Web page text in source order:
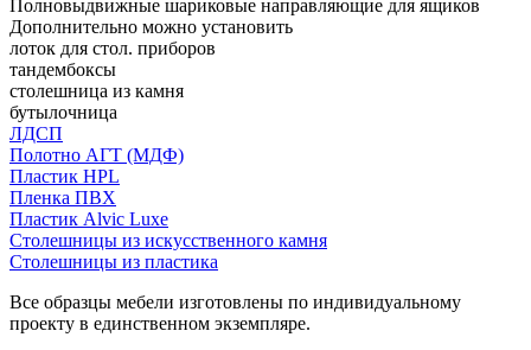
Полновыдвижные шариковые направляющие для ящиков
Дополнительно можно установить
лоток для стол. приборов
тандембоксы
столешница из камня
бутылочница
ЛДСП
Полотно АГТ (МДФ)
Пластик HPL
Пленка ПВХ
Пластик Alvic Luxe
Столешницы из искусственного камня
Столешницы из пластика
Все образцы мебели изготовлены по индивидуальному
проекту в единственном экземпляре.